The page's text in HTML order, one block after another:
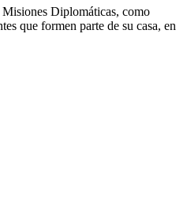
Diplomáticas, como
que formen parte de su casa, en